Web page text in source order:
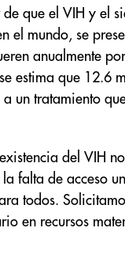
que el VIH y el
el mundo, se
anualmente
estima que 12.6
un tratamiento
del VIH
falta de acceso
todos.
en recursos